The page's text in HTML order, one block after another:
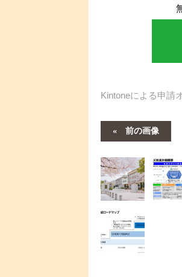
Kintoneによる申請
前の画像